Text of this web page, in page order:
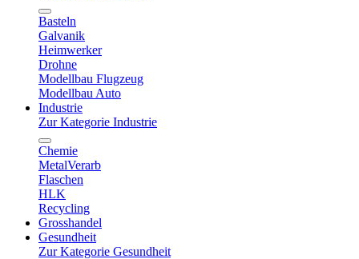
Basteln
Galvanik
Heimwerker
Drohne
Modellbau Flugzeug
Modellbau Auto
Industrie
Zur Kategorie Industrie
Chemie
MetalVerarb
Flaschen
HLK
Recycling
Grosshandel
Gesundheit
Zur Kategorie Gesundheit